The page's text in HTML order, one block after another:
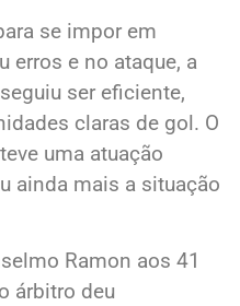
se impor em
erros e no ataque, a
ser eficiente,
claras de gol. O
uma atuação
ainda mais a situação
Ramon aos 41
árbitro deu